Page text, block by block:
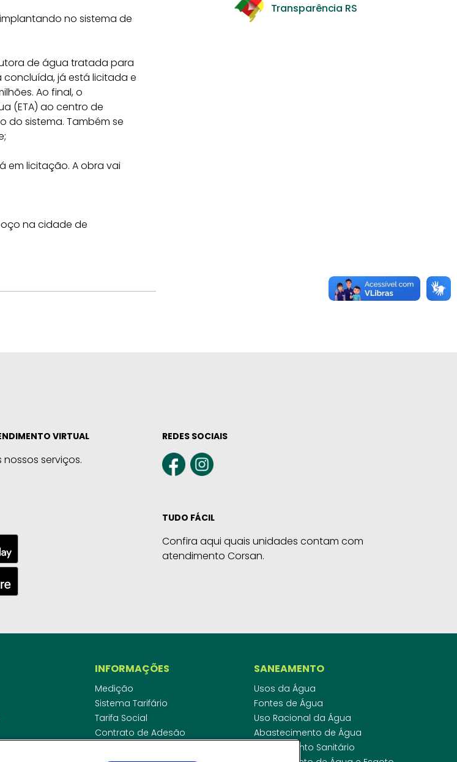
no sistema de
de água tratada para
concluída, já está licitada e
Ao final, o
(ETA) ao centro de
do sistema. Também se
em licitação. A obra vai
na cidade de
Transparência RS
VIRTUAL
serviços.
REDES SOCIAIS
TUDO FÁCIL
Confira aqui quais unidades contam com
atendimento Corsan.
INFORMAÇÕES
Medição
Sistema Tarifário
Tarifa Social
Contrato de Adesão
SANEAMENTO
Usos da Água
Fontes de Água
Uso Racional da Água
Abastecimento de Água
Esgotamento Sanitário